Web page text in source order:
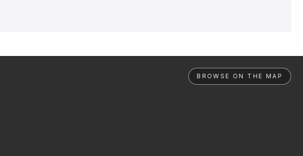
BROWSE ON THE MAP